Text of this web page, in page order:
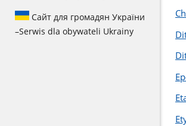
Сайт для громадян України
–Serwis dla obywateli Ukrainy